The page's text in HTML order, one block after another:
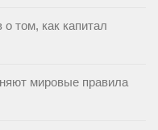
том, как капитал
мировые правила